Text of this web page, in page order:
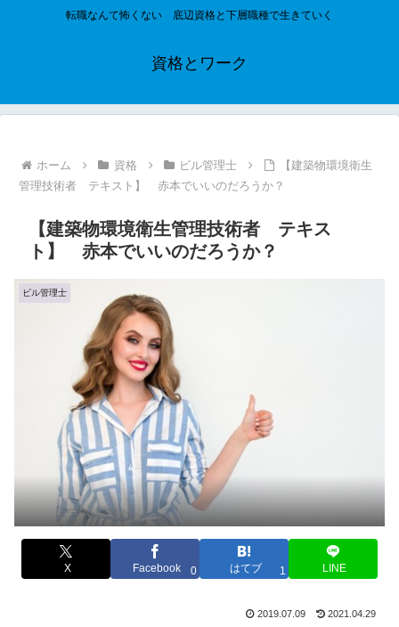
転職なんて怖くない 底辺資格と下層職種で生きていく
資格とワーク
ホーム 資格 ビル管理士
【建築物環境衛生
管理技術者 テキスト】 赤本でいいのだろうか？
【建築物環境衛生管理技術者 テキス
ト】 赤本でいいのだろうか？
ビル管理士
X Facebook 0 はてブ 1 LINE
2019.07.09 2021.04.29